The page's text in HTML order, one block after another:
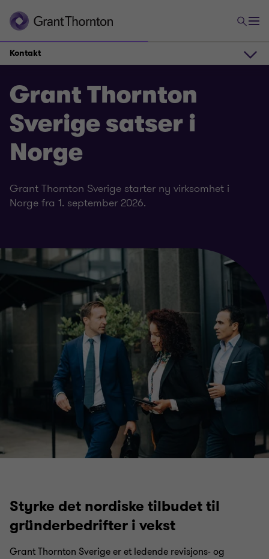
Grant Thornton
Sverige satser i
Norge
Grant Thornton Sverige starter ny virksomhet i
Norge fra 1. september 2026.
Kontakt
Kontakt
Ledige stillinger
Styrke det nordiske tilbudet til
gründerbedrifter i vekst
Grant Thornton Sverige er et ledende revisjons- og